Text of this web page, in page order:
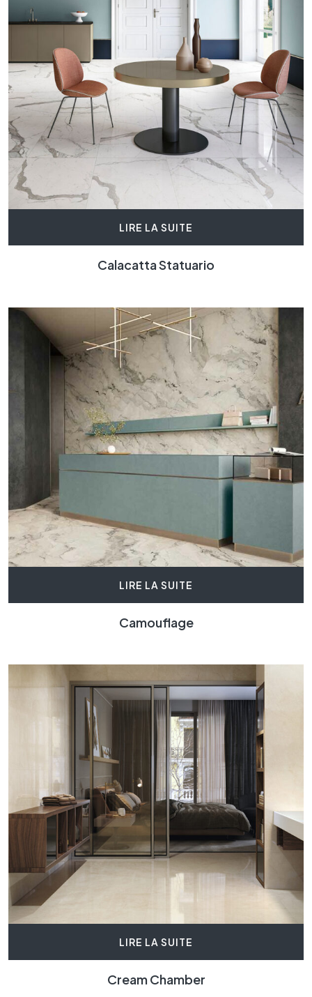
LIRE LA SUITE
Calacatta Statuario
LIRE LA SUITE
Camouflage
LIRE LA SUITE
Cream Chamber